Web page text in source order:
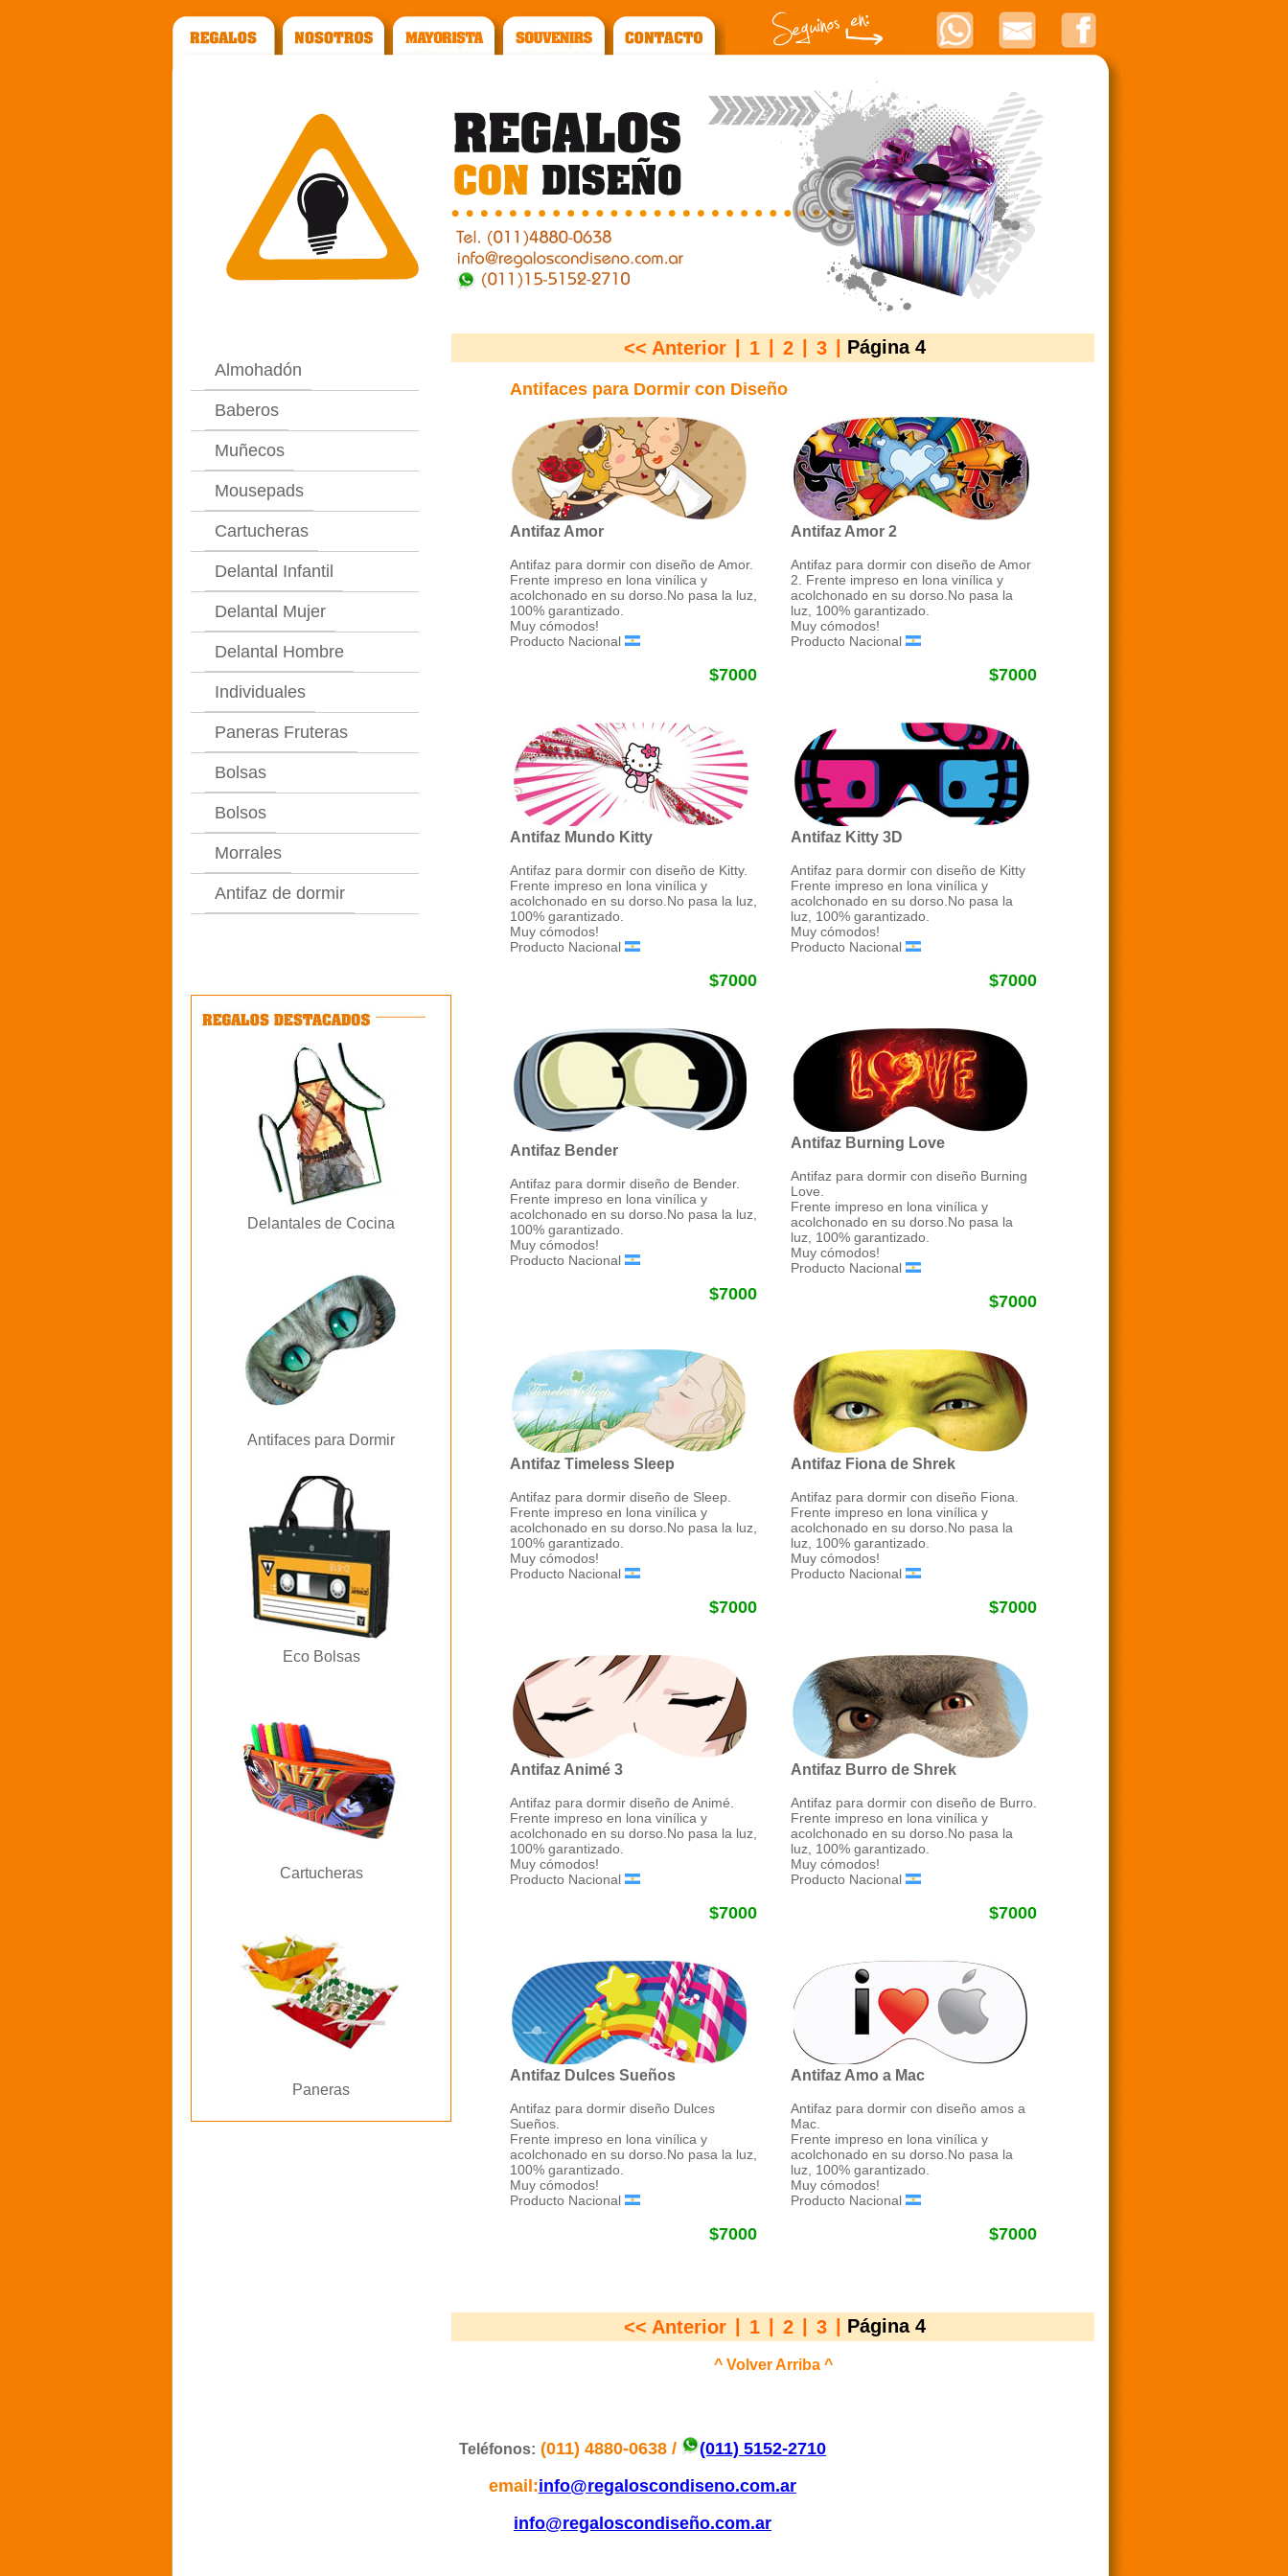
Almohadón
Baberos
Muñecos
Mousepads
Cartucheras
Delantal Infantil
Delantal Mujer
Delantal Hombre
Individuales
Paneras Fruteras
Bolsas
Bolsos
Morrales
Antifaz de dormir
Delantales de Cocina
Antifaces para Dormir
Eco Bolsas
Cartucheras
Paneras
<< Anterior 1 2 3 Página 4
Antifaces para Dormir con Diseño
Antifaz Amor
Antifaz para dormir con diseño de Amor.
Frente impreso en lona vinílica y
acolchonado en su dorso.No pasa la luz,
100% garantizado.
Muy cómodos!
Producto Nacional
$7000
Antifaz Amor 2
Antifaz para dormir con diseño de Amor
2. Frente impreso en lona vinílica y
acolchonado en su dorso.No pasa la
luz, 100% garantizado.
Muy cómodos!
Producto Nacional
$7000
Antifaz Mundo Kitty
Antifaz para dormir con diseño de Kitty.
Frente impreso en lona vinílica y
acolchonado en su dorso.No pasa la luz,
100% garantizado.
Muy cómodos!
Producto Nacional
$7000
Antifaz Kitty 3D
Antifaz para dormir con diseño de Kitty
Frente impreso en lona vinílica y
acolchonado en su dorso.No pasa la
luz, 100% garantizado.
Muy cómodos!
Producto Nacional
$7000
Antifaz Bender
Antifaz para dormir diseño de Bender.
Frente impreso en lona vinílica y
acolchonado en su dorso.No pasa la luz,
100% garantizado.
Muy cómodos!
Producto Nacional
$7000
Antifaz Burning Love
Antifaz para dormir con diseño Burning
Love.
Frente impreso en lona vinílica y
acolchonado en su dorso.No pasa la
luz, 100% garantizado.
Muy cómodos!
Producto Nacional
$7000
Antifaz Timeless Sleep
Antifaz para dormir diseño de Sleep.
Frente impreso en lona vinílica y
acolchonado en su dorso.No pasa la luz,
100% garantizado.
Muy cómodos!
Producto Nacional
$7000
Antifaz Fiona de Shrek
Antifaz para dormir con diseño Fiona.
Frente impreso en lona vinílica y
acolchonado en su dorso.No pasa la
luz, 100% garantizado.
Muy cómodos!
Producto Nacional
$7000
Antifaz Animé 3
Antifaz para dormir diseño de Animé.
Frente impreso en lona vinílica y
acolchonado en su dorso.No pasa la luz,
100% garantizado.
Muy cómodos!
Producto Nacional
$7000
Antifaz Burro de Shrek
Antifaz para dormir con diseño de Burro.
Frente impreso en lona vinílica y
acolchonado en su dorso.No pasa la
luz, 100% garantizado.
Muy cómodos!
Producto Nacional
$7000
Antifaz Dulces Sueños
Antifaz para dormir diseño Dulces
Sueños.
Frente impreso en lona vinílica y
acolchonado en su dorso.No pasa la luz,
100% garantizado.
Muy cómodos!
Producto Nacional
$7000
Antifaz Amo a Mac
Antifaz para dormir con diseño amos a
Mac.
Frente impreso en lona vinílica y
acolchonado en su dorso.No pasa la
luz, 100% garantizado.
Muy cómodos!
Producto Nacional
$7000
<< Anterior 1 2 3 Página 4
^ Volver Arriba ^
Teléfonos: (011) 4880-0638 /
(011) 5152-2710
email:info@regaloscondiseno.com.ar
info@regaloscondiseño.com.ar